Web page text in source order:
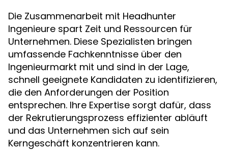
Die Zusammenarbeit mit Headhunter
Ingenieure spart Zeit und Ressourcen für
Unternehmen. Diese Spezialisten bringen
umfassende Fachkenntnisse über den
Ingenieurmarkt mit und sind in der Lage,
schnell geeignete Kandidaten zu identifizieren,
die den Anforderungen der Position
entsprechen. Ihre Expertise sorgt dafür, dass
der Rekrutierungsprozess effizienter abläuft
und das Unternehmen sich auf sein
Kerngeschäft konzentrieren kann.